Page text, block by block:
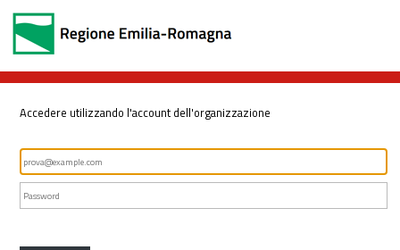
Accedere utilizzando l'account dell'organizzazione